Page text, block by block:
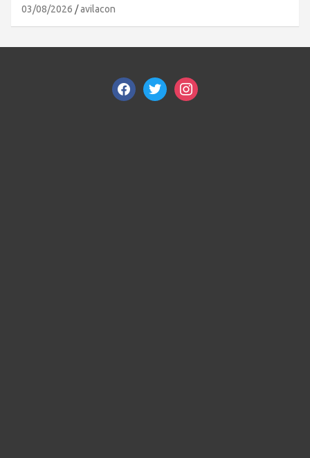
03/08/2026 avilacon
facebooktwitterinstagram